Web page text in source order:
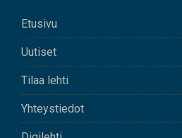
Etusivu
Uutiset
Tilaa lehti
Yhteystiedot